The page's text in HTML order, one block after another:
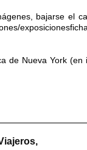
bajarse el
de Nueva York (en